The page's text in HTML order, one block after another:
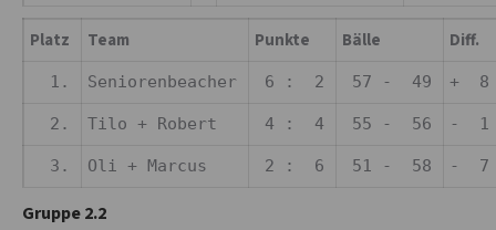
Platz Team Punkte Bälle Diff.
1. Seniorenbeacher 6 : 2 57 - 49 + 8
2. Tilo + Robert 4 : 4 55 - 56 - 1
3. Oli + Marcus 2 : 6 51 - 58 - 7
Gruppe 2.2